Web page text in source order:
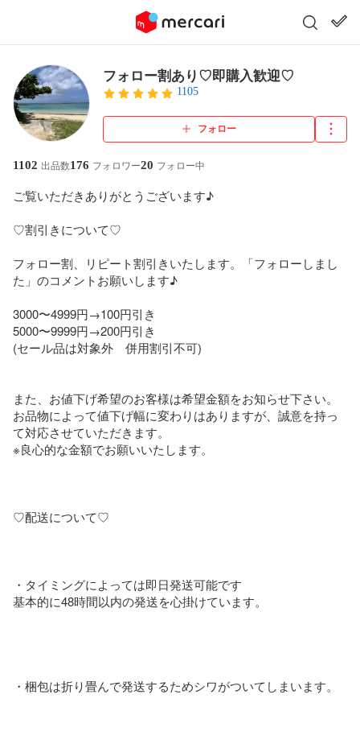
フォロー割あり♡即購入歓迎♡
1105
フォロー
1102 出品数176 フォロワー20 フォロー中
ご覧いただきありがとうございます♪
♡割引きについて♡
フォロー割、リピート割引きいたします。「フォローしまし
た」のコメントお願いします♪
3000〜4999円→100円引き
5000〜9999円→200円引き
(セール品は対象外　併用割引不可)
また、お値下げ希望のお客様は希望金額をお知らせ下さい。
お品物によって値下げ幅に変わりはありますが、誠意を持っ
て対応させていただきます。
※良心的な金額でお願いいたします。
♡配送について♡
・タイミングによっては即日発送可能です
基本的に48時間以内の発送を心掛けています。
・梱包は折り畳んで発送するためシワがついてしまいます。